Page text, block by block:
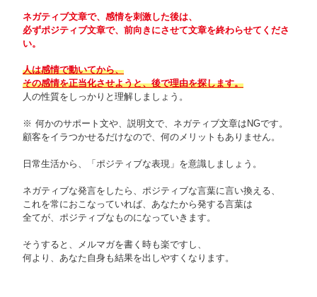
ネガティブ文章で、感情を刺激した後は、
必ずポジティブ文章で、前向きにさせて文章を終わらせてくださ
い。
人は感情で動いてから、
その感情を正当化させようと、後で理由を探します。
人の性質をしっかりと理解しましょう。
※ 何かのサポート文や、説明文で、ネガティブ文章はNGです。
顧客をイラつかせるだけなので、何のメリットもありません。
日常生活から、「ポジティブな表現」を意識しましょう。
ネガティブな発言をしたら、ポジティブな言葉に言い換える、
これを常におこなっていれば、あなたから発する言葉は
全てが、ポジティブなものになっていきます。
そうすると、メルマガを書く時も楽ですし、
何より、あなた自身も結果を出しやすくなります。